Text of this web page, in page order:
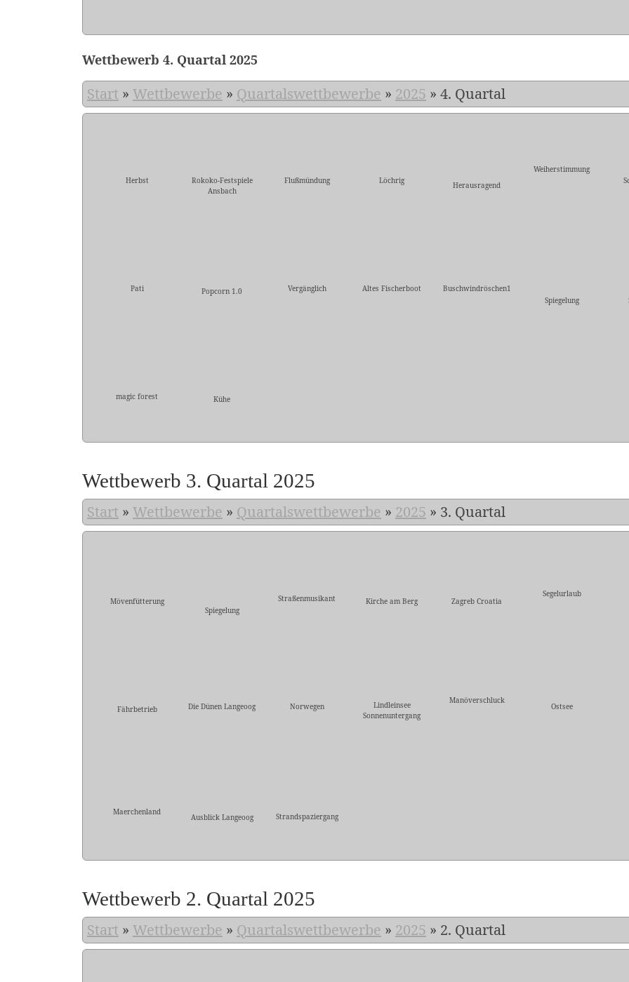
Wettbewerb 4. Quartal 2025
Start » Wettbewerbe » Quartalswettbewerbe » 2025 » 4. Quartal
Herbst
Rokoko-Festspiele
Ansbach
Flußmündung Löchrig Herausragend
Weiherstimmung
Pati Popcorn 1.0 Vergänglich Altes Fischerboot
Buschwindröschen1
Spiegelung
magic forest Kühe
Wettbewerb 3. Quartal 2025
Start » Wettbewerbe » Quartalswettbewerbe » 2025 » 3. Quartal
Mövenfütterung
Spiegelung
Straßenmusikant Kirche am Berg Zagreb Croatia
Segelurlaub
Fährbetrieb Die Dünen Langeoog Norwegen
Lindleinsee
Sonnenuntergang
Manöverschluck
Ostsee
Maerchenland
Ausblick Langeoog Strandspaziergang
Wettbewerb 2. Quartal 2025
Start » Wettbewerbe » Quartalswettbewerbe » 2025 » 2. Quartal